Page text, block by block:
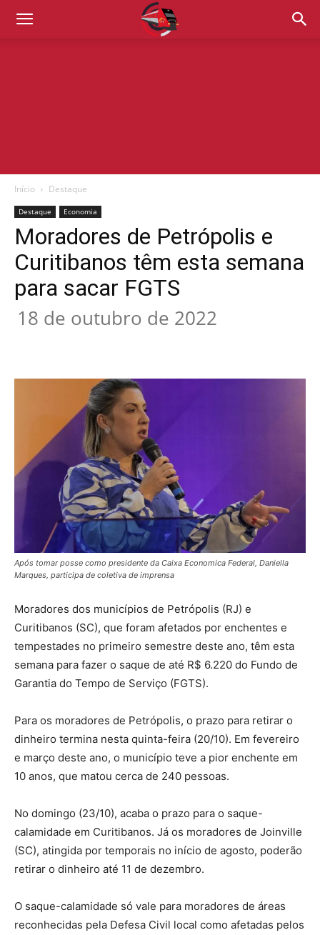
Início Destaque
Destaque Economia
Moradores de Petrópolis e
Curitibanos têm esta semana
para sacar FGTS
18 de outubro de 2022
Após tomar posse como presidente da Caixa Economica Federal, Daniella
Marques, participa de coletiva de imprensa
Moradores dos municípios de Petrópolis (RJ) e
Curitibanos (SC), que foram afetados por enchentes e
tempestades no primeiro semestre deste ano, têm esta
semana para fazer o saque de até R$ 6.220 do Fundo de
Garantia do Tempo de Serviço (FGTS).
Para os moradores de Petrópolis, o prazo para retirar o
dinheiro termina nesta quinta-feira (20/10). Em fevereiro
e março deste ano, o município teve a pior enchente em
10 anos, que matou cerca de 240 pessoas.
No domingo (23/10), acaba o prazo para o saque-
calamidade em Curitibanos. Já os moradores de Joinville
(SC), atingida por temporais no início de agosto, poderão
retirar o dinheiro até 11 de dezembro.
O saque-calamidade só vale para moradores de áreas
reconhecidas pela Defesa Civil local como afetadas pelos